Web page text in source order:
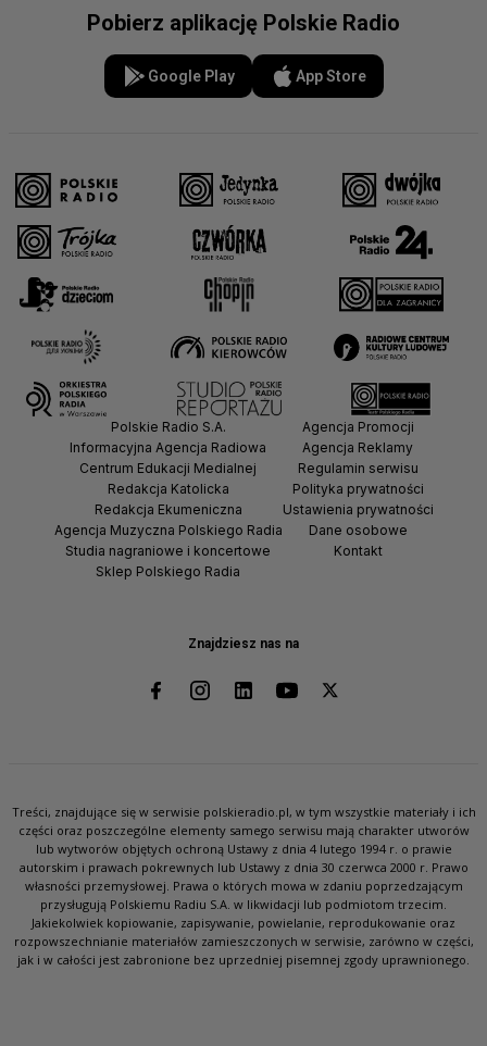
Pobierz aplikację Polskie Radio
Google Play App Store
Znajdziesz nas na
Polskie Radio S.A.
Informacyjna Agencja Radiowa
Centrum Edukacji Medialnej
Redakcja Katolicka
Redakcja Ekumeniczna
Agencja Muzyczna Polskiego Radia
Studia nagraniowe i koncertowe
Sklep Polskiego Radia
Agencja Promocji
Agencja Reklamy
Regulamin serwisu
Polityka prywatności
Ustawienia prywatności
Dane osobowe
Kontakt
Treści, znajdujące się w serwisie polskieradio.pl, w tym wszystkie materiały i ich
części oraz poszczególne elementy samego serwisu mają charakter utworów
lub wytworów objętych ochroną Ustawy z dnia 4 lutego 1994 r. o prawie
autorskim i prawach pokrewnych lub Ustawy z dnia 30 czerwca 2000 r. Prawo
własności przemysłowej. Prawa o których mowa w zdaniu poprzedzającym
przysługują Polskiemu Radiu S.A. w likwidacji lub podmiotom trzecim.
Jakiekolwiek kopiowanie, zapisywanie, powielanie, reprodukowanie oraz
rozpowszechnianie materiałów zamieszczonych w serwisie, zarówno w części,
jak i w całości jest zabronione bez uprzedniej pisemnej zgody uprawnionego.